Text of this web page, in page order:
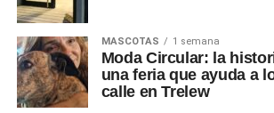
MASCOTAS 1 semana
Moda Circular: la
una feria que ayuda a
calle en Trelew